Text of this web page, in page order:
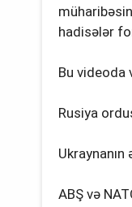
hadisələr
Bu videoda
Rusiya
Ukraynanın
ABŞ və